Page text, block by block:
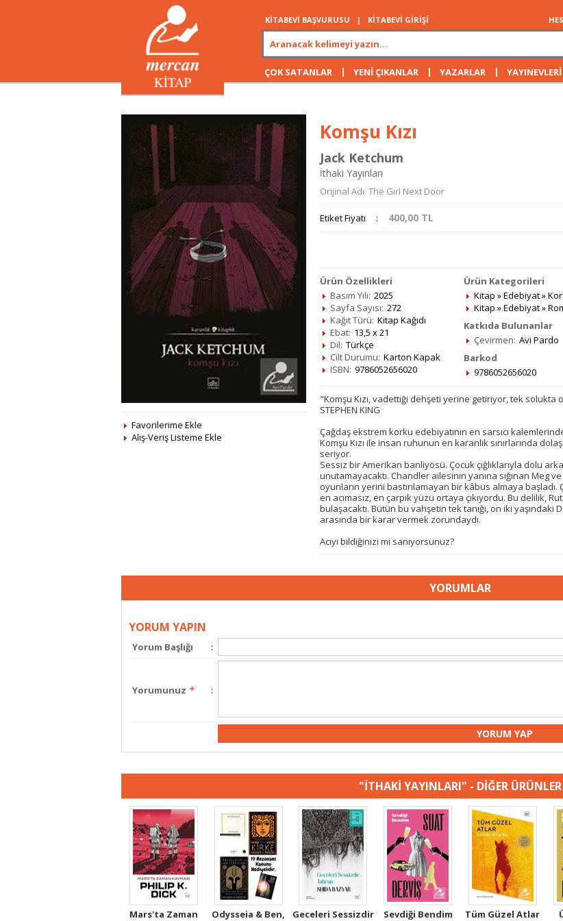
KİTABEVİ BAŞVURUSU | KİTABEVİ GİRİŞİ
ÇOK SATANLAR | YENİ ÇIKANLAR | YAZARLAR | YAYINEVLERİ
Favorilerime Ekle
Alış-Veriş Listeme Ekle
Komşu Kızı
Jack Ketchum
İthaki Yayınları
Orijinal Adı: The Girl Next Door
Etiket Fiyatı : 400,00 TL
Ürün Özellikleri
Basım Yılı: 2025
Sayfa Sayısı: 272
Kağıt Türü: Kitap Kağıdı
Ebat: 13,5 x 21
Dil: Türkçe
Cilt Durumu: Karton Kapak
ISBN: 9786052656020
Ürün Kategorileri
Kitap »Edebiyat»
Kitap »Edebiyat»
Katkıda Bulunanlar
Çevirmen: Avi Pardo
Barkod
9786052656020
"Komşu Kızı, vadettiği dehşeti yerine getiriyor, tek solukta
STEPHEN KING
Çağdaş ekstrem korku edebiyatının en sarsıcı
Komşu Kızı ile insan ruhunun en karanlık sınırlarında
seriyor.
Sessiz bir Amerikan banliyösü. Çocuk çığlıklarıyla dolu
unutamayacaktı. Chandler ailesinin yanına sığınan Meg
oyunların yerini bastırılamayan bir kâbus almaya
en acımasız, en çarpık yüzü ortaya çıkıyordu. Bu delilik,
bulaşacaktı. Bütün bu vahşetin tek tanığı, on iki
arasında bir karar vermek zorundaydı.
Acıyı bildiğinizi mi sanıyorsunuz?
YORUMLAR
YORUM YAPIN
Yorum Başlığı :
Yorumunuz * :
"İTHAKİ YAYINLARI" - DİĞER ÜRÜNLER
Mars'ta Zaman
Odysseia & Ben,
Geceleri Sessizdir
Sevdiği Bendim Tüm Güzel Atlar